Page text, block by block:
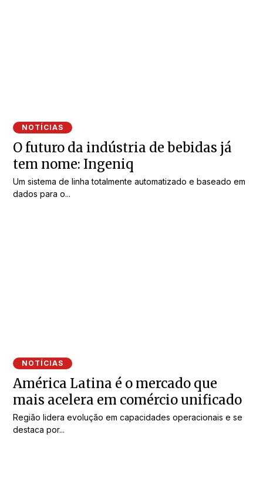
NOTÍCIAS
O futuro da indústria de bebidas já
tem nome: Ingeniq
Um sistema de linha totalmente automatizado e baseado em
dados para o...
NOTÍCIAS
América Latina é o mercado que
mais acelera em comércio unificado
Região lidera evolução em capacidades operacionais e se
destaca por...